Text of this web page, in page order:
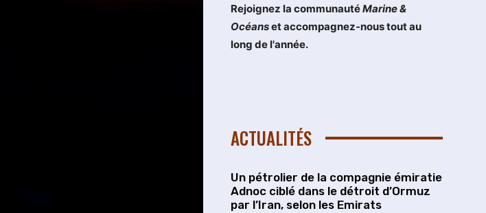
Rejoignez la communautéMarine &
Océanset accompagnez-nous tout au
long de l'année.
ACTUALITÉS
Un pétrolier de la compagnie émiratie
Adnoc ciblé dans le détroit d’Ormuz
par l’Iran, selon les Emirats